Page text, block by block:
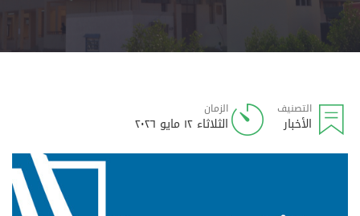
التصنيف
الأخبار
الزمان
الثلاثاء ١٢ مايو ٢٠٢٦